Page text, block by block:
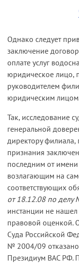
учета
МУП
Правил.
Услуги,
оплатил в
Иск заявлен
стоимостью
период
пределах
Суд первой
исходил из
исполнил
оказанных
соответствии
ФГУП в
полном
В
принятые
войсковая
структурой в
Российской
средств
лимитов
настоящему
договора
к нему.
Однако следует
заключение
оплате услуг
юридическое лицо,
руководителем
юридическим
Так, исследование
генеральной
директору
признания
последним от
возлагающим на
соответствующих
от 18.12.08 по
инстанции не нашел
правовой оценкой.
Суда Российской
№ 2004/09 отказано
Президиум ВАС РФ.